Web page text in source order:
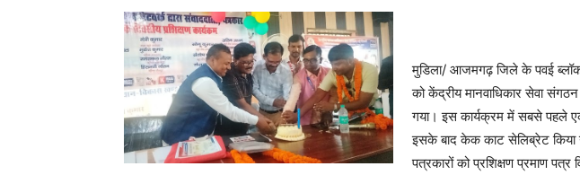
मुडिला/ आजमगढ़ जिले के पवई
को केंद्रीय मानवाधिकार सेवा
गया। इस कार्यक्रम में सबसे पहले एक
इसके बाद केक काट सेलिब्रेट
पत्रकारों को प्रशिक्षण प्रमाण पत्र